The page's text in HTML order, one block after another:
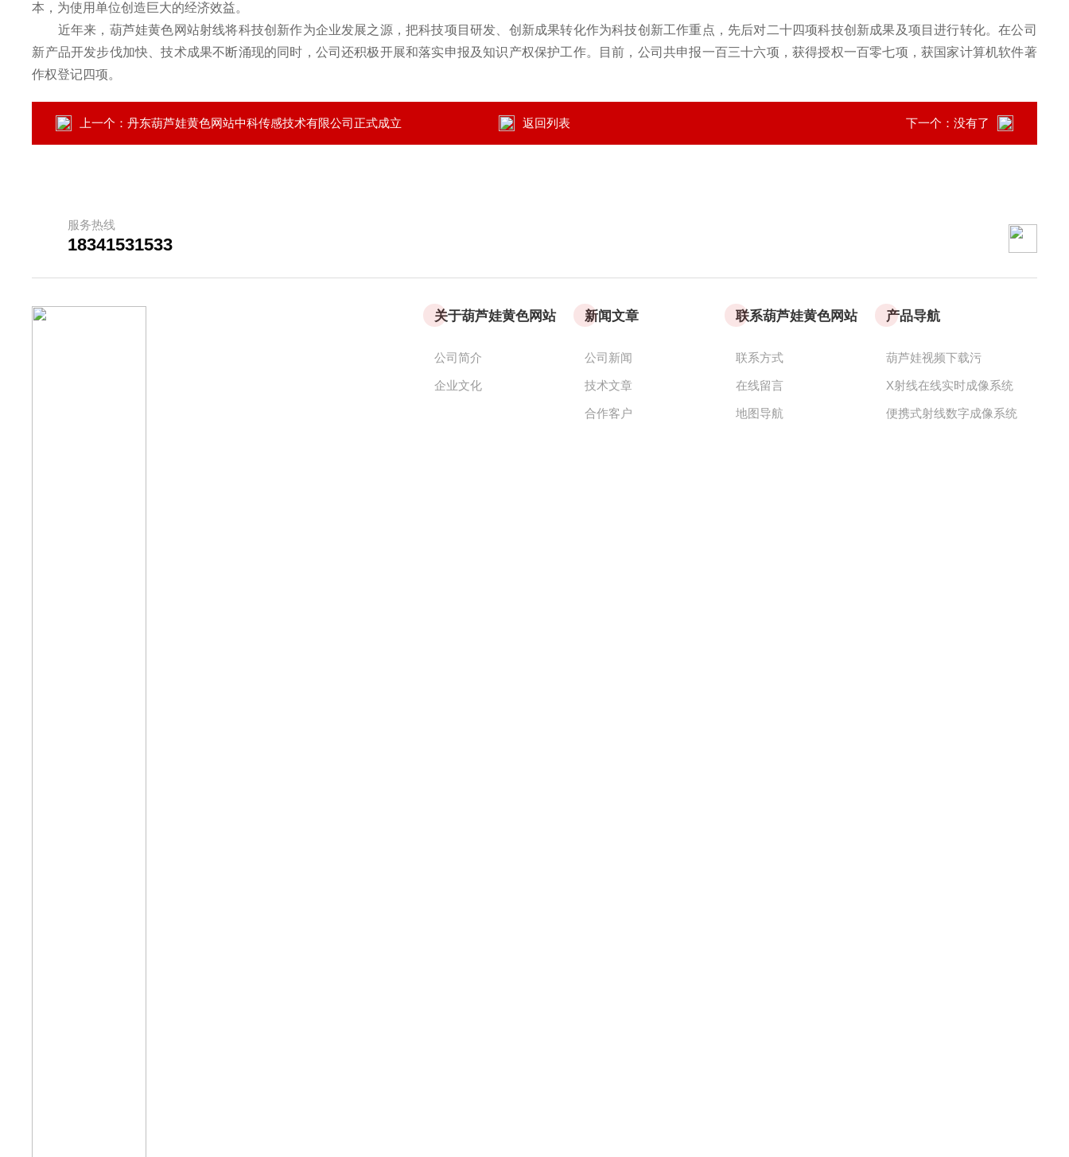
本，为使用单位创造巨大的经济效益。
近年来，葫芦娃黄色网站射线将科技创新作为企业发展之源，把科技项目研发、创新成果转化作为科技创新工作重点，先后对二十四项科技创新成果及项目进行转化。在公司
新产品开发步伐加快、技术成果不断涌现的同时，公司还积极开展和落实申报及知识产权保护工作。目前，公司共申报一百三十六项，获得授权一百零七项，获国家计算机软件著
作权登记四项。
上一个：丹东葫芦娃黄色网站中科传感技术有限公司正式成立 返回列表 下一个：没有了
服务热线
18341531533
关于葫芦娃黄色网站
公司简介
企业文化
新闻文章
公司新闻
技术文章
合作客户
联系葫芦娃黄色网站
联系方式
在线留言
地图导航
产品导航
葫芦娃视频下载污
X射线在线实时成像系统
便携式射线数字成像系统